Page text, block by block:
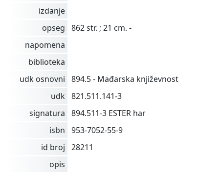
izdanje
opseg
862 str. ; 21 cm. -
napomena
biblioteka
udk osnovni
894.5 - Mađarska književnost
udk 821.511.141-3
signatura
894.511-3 ESTER har
isbn
953-7052-55-9
id broj
28211
opis